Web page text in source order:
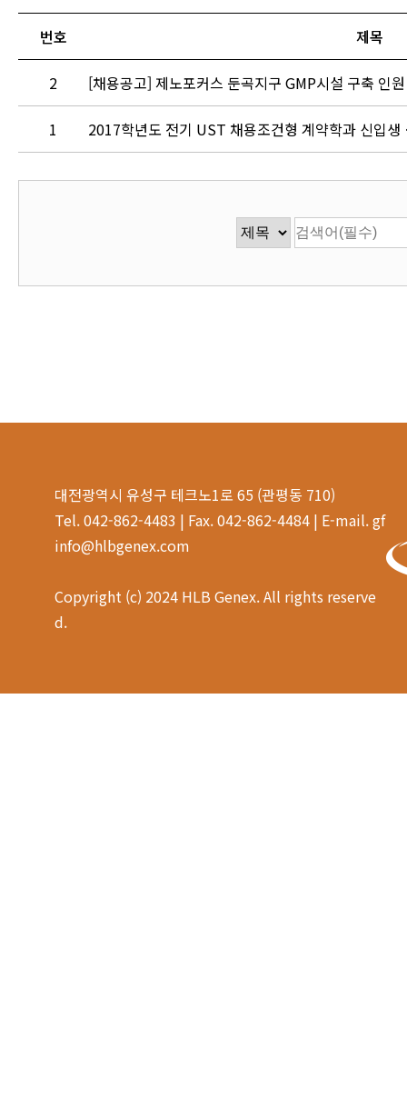
번호 제목
2 [채용공고] 제노포커스 둔곡지구 GMP시설 구축 인
1 2017학년도 전기 UST 채용조건형 계약학과 신입
대전광역시 유성구 테크노1로 65 (관평동 710)
Tel. 042-862-4483 | Fax. 042-862-4484 | E-mail. gf
info@hlbgenex.com
Copyright (c) 2024 HLB Genex. All rights reserve
d.